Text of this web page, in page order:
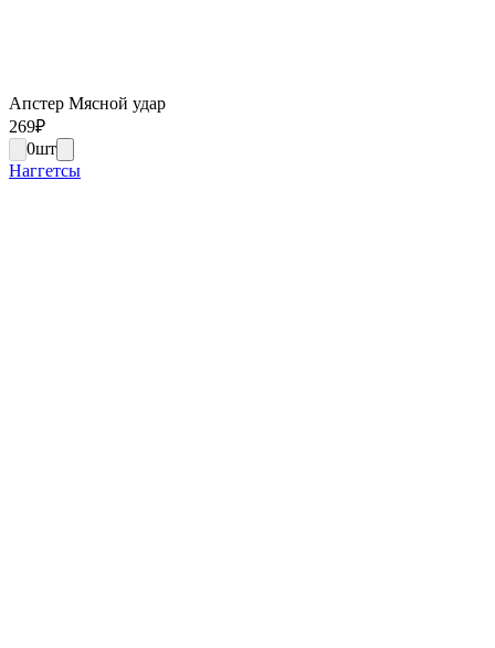
Апстер Мясной удар
269₽
0шт
Наггетсы